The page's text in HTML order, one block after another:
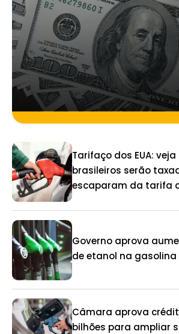
Tarifaço dos EUA:
brasileiros serão
escaparam da tarifa
Governo aprova
de etanol na gasolina
Câmara aprova
bilhões para ampliar